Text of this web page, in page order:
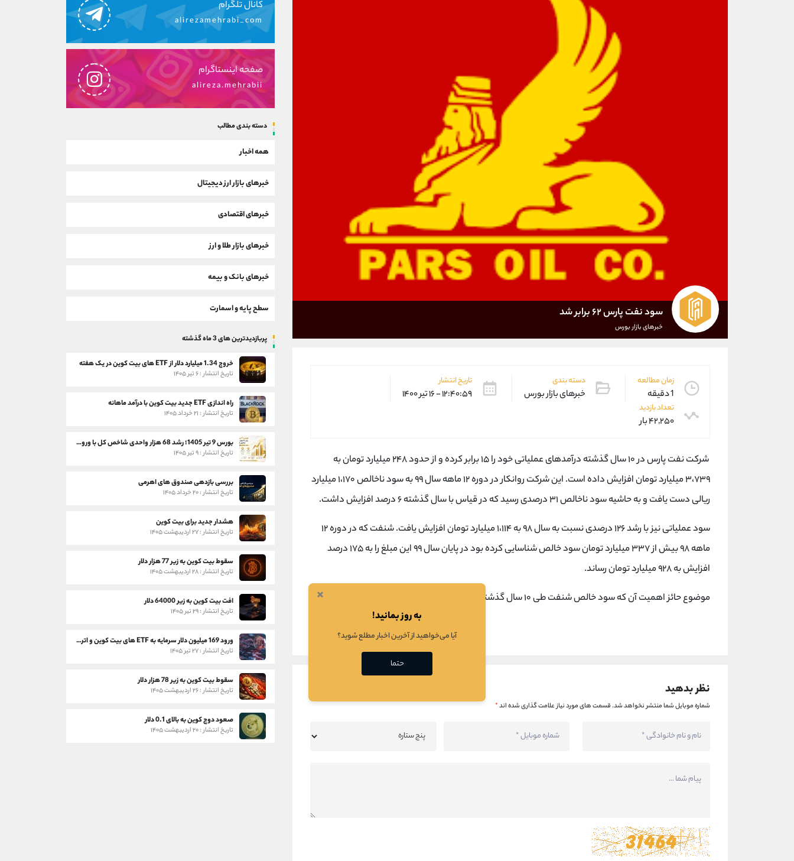
سود نفت پارس ۶٢ برابر شد
خبرهای بازار بورس
زمان مطالعه
1 دقیقه
دسته بندی
خبرهای بازار بورس
تاریخ انتشار
۱۲:۴۰:۵۹ - ۱۶ تیر ۱۴۰۰
تعداد بازدید
۴۲,۲۵۰ بار
شرکت نفت پارس در ١٠ سال گذشته درآمدهای عملیاتی خود را ١۵ برابر کرده و از حدود ٢۴٨ میلیارد تومان به
٣،٧٣٩ میلیارد تومان افزایش داده است. این شرکت روانکار در دوره ١٢ ماهه سال ٩٩ به سود ناخالص ١،١٧٠ میلیارد
ریالی دست یافت و به حاشیه سود ناخالص ٣١ درصدی رسید که در قیاس با سال گذشته ۶ درصد افزایش داشت.
سود عملیاتی نیز با رشد ١٢۶ درصدی نسبت به سال ٩٨ به ١،١١۴ میلیارد تومان افزایش یافت. شنفت که در دوره ١٢
ماهه ٩٨ بیش از ٣٣٧ میلیارد تومان سود خالص شناسایی کرده بود در پایان سال ٩٩ این مبلغ را به ١٧۵ درصد
افزایش به ٩٢٨ میلیارد تومان رساند.
موضوع حائز اهمیت آن که سود خالص شنفت طی ١٠ سال گذشته حدود ۶٢ برابر شده است.
نظر بدهید
شماره موبایل شما منتشر نخواهد شد.قسمت های مورد نیاز علامت گذاری شده اند*
کانال تلگرام
alirezamehrabi_com
صفحه اینستاگرام
alireza.mehrabii
دسته بندی مطالب
همه اخبار
خبرهای بازار ارز دیجیتال
خبرهای اقتصادی
خبرهای بازار طلا و ارز
خبرهای بانک و بیمه
سطح پایه و اسمارت
پربازدیدترین های 3 ماه گذشته
خروج 1.34 میلیارد دلار از ETF های بیت کوین در یک هفته
تاریخ انتشار : ۶ تیر ۱۴۰۵
راه اندازی ETF جدید بیت کوین با درآمد ماهانه
تاریخ انتشار : ۲۱ خرداد ۱۴۰۵
بورس 9 تیر 1405؛ رشد 68 هزار واحدی شاخص کل با ورود 3 همت پول حقیقی
تاریخ انتشار : ۹ تیر ۱۴۰۵
بررسی بازدهی صندوق های اهرمی
تاریخ انتشار : ۲۰ خرداد ۱۴۰۵
هشدار جدید برای بیت کوین
تاریخ انتشار : ۲۷ اردیبهشت ۱۴۰۵
سقوط بیت کوین به زیر 77 هزار دلار
تاریخ انتشار : ۲۸ اردیبهشت ۱۴۰۵
افت بیت کوین به زیر 64000 دلار
تاریخ انتشار : ۲۹ تیر ۱۴۰۵
ورود 169 میلیون دلار سرمایه به ETF های بیت کوین و اتریوم
تاریخ انتشار : ۲۷ تیر ۱۴۰۵
سقوط بیت کوین به زیر 78 هزار دلار
تاریخ انتشار : ۲۶ اردیبهشت ۱۴۰۵
صعود دوج کوین به بالای 0.1 دلار
تاریخ انتشار : ۲۰ اردیبهشت ۱۴۰۵
×
به روز بمانید!
آیا می‌خواهید از آخرین اخبار مطلع شوید؟
حتما